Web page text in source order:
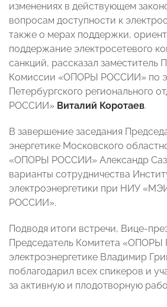
изменениях в действующем
вопросам доступности к
также о мерах поддержки,
поддержание электросетевого
санкций, рассказал заместитель
Комиссии «ОПОРЫ РОССИИ» по
Петербургского регионального
РОССИИ» Виталий Коротаев.
В завершение заседания
энергетике Московского
«ОПОРЫ РОССИИ» Александр
варианты сотрудничества
электроэнергетики при НИУ
РОССИИ».
Подводя итоги встречи, Вице-
Председатель Комитета
электроэнергетике Владимир
поблагодарил всех спикеров и
за активную и плодотворную